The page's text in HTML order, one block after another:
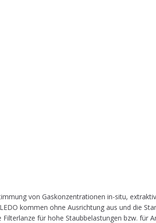
von Gas­kon­zen­tra­tio­nen in-situ,
kom­men ohne Aus­rich­tung aus und die
für hohe Staub­be­las­tun­gen bzw. für